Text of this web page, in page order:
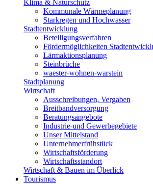
Klima & Naturschutz
Kommunale Wärmeplanung
Starkregen und Hochwasser
Stadtentwicklung
Beteiligungsverfahren
Fördermöglichkeiten
Lärmaktionsplanung
Steinbrüche
waester-wohnen-warstein
Stadtplanung
Wirtschaft
Ausschreibungen, Vergaben
Breitbandversorgung
Beratungsangebote
Industrie-und Gewerbegebiete
Unser Mittelstand
Unternehmerfrühstück
Wirtschaftsförderung
Wirtschaftsstandort
Wirtschaft & Bauen im Überlick
Tourismus